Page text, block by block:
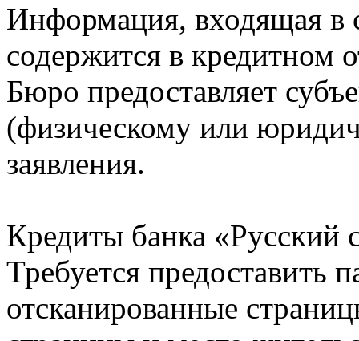
Информация, входящая в
содержится в кредитном
Бюро предоставляет
(физическому или
заявления.
Кредиты банка «Русский
Требуется предоставить
отсканированные